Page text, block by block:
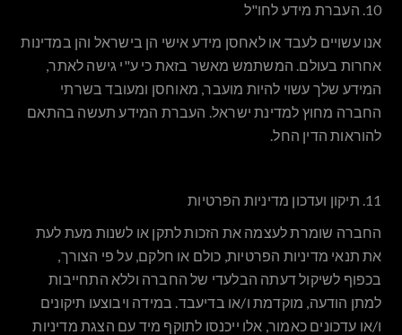
10. העברת מידע לחו"ל
אנו עשויים לעבד או לאחסן מידע אישי הן בישראל והן במדינות
אחרות בעולם. המשתמש מאשר בזאת כי ע"י גישה לאתר,
המידע שלך עשוי להיות מועבר, מאוחסן ומעובד בשרתי
החברה מחוץ למדינת ישראל. העברת המידע תעשה בהתאם
להוראות הדין החל.
11. תיקון ועדכון מדיניות הפרטיות
החברה שומרת לעצמה את הזכות לתקן או לשנות מעת לעת
את תנאי מדיניות הפרטיות, כולם או חלקם, על פי הצורך,
בכפוף לשיקול דעתה הבלעדי של החברה וללא התחייבות
למתן הודעה, מוקדמת ו/או בדיעבד. במידה ויבוצעו תיקונים
ו/או עדכונים כאמור, אלו ייכנסו לתוקף מיד עם הצגת מדיניות